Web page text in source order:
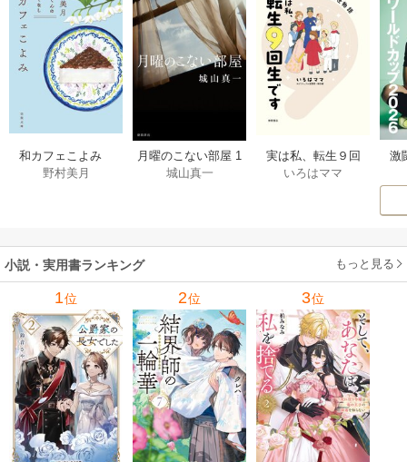
和カフェこよみ
五月くんの夏のお
野村美月
月曜のこない部屋 1
巻
城山真一
実は私、転生９回
生です マンガ
いろはママ
激
小説・実用書ランキング もっと見る
1位 2位 3位